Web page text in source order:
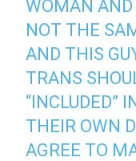
WOMAN
NOT THE
AND THIS
TRANS
“INCLUDED”
THEIR OWN
AGREE TO